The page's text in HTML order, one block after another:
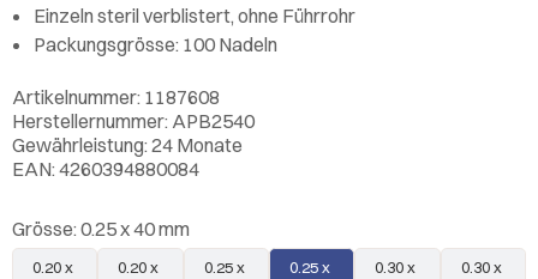
Einzeln steril verblistert, ohne Führrohr
Packungsgrösse: 100 Nadeln
Artikelnummer: 1187608
Herstellernummer: APB2540
Gewährleistung: 24 Monate
EAN: 4260394880084
Grösse: 0.25 x 40 mm
0.20 x
0.20 x
0.25 x
0.25 x
0.30 x
0.30 x